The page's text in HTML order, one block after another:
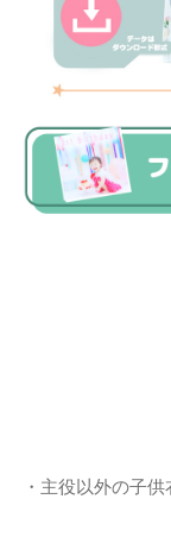
・主役以外の子